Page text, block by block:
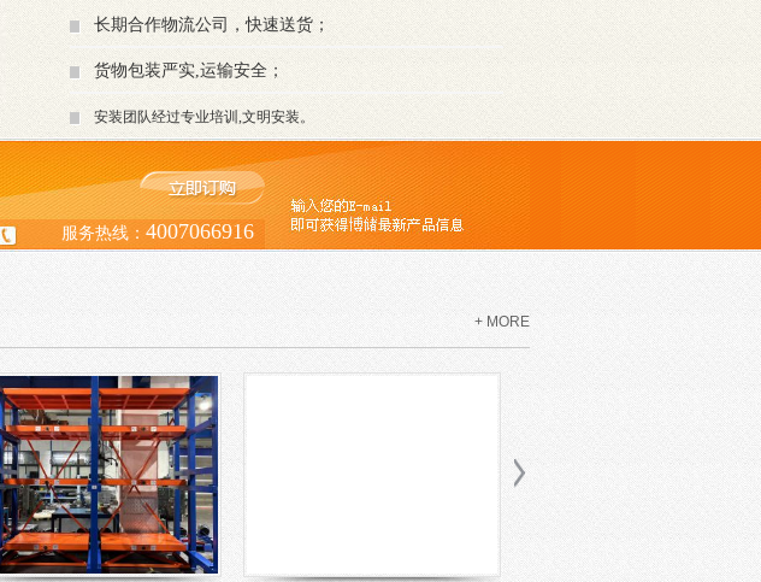
长期合作物流公司，快速送货；
货物包装严实,运输安全；
安装团队经过专业培训,文明安装。
服务热线： 4007066916
+ MORE